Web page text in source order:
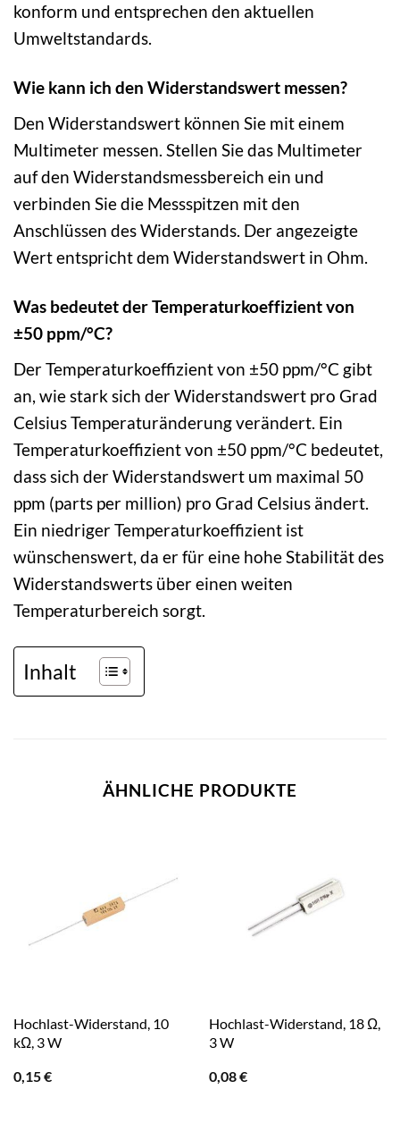
konform und entsprechen den aktuellen
Umweltstandards.
Wie kann ich den Widerstandswert messen?
Den Widerstandswert können Sie mit einem
Multimeter messen. Stellen Sie das Multimeter
auf den Widerstandsmessbereich ein und
verbinden Sie die Messspitzen mit den
Anschlüssen des Widerstands. Der angezeigte
Wert entspricht dem Widerstandswert in Ohm.
Was bedeutet der Temperaturkoeffizient von
±50 ppm/°C?
Der Temperaturkoeffizient von ±50 ppm/°C gibt
an, wie stark sich der Widerstandswert pro Grad
Celsius Temperaturänderung verändert. Ein
Temperaturkoeffizient von ±50 ppm/°C bedeutet,
dass sich der Widerstandswert um maximal 50
ppm (parts per million) pro Grad Celsius ändert.
Ein niedriger Temperaturkoeffizient ist
wünschenswert, da er für eine hohe Stabilität des
Widerstandswerts über einen weiten
Temperaturbereich sorgt.
Inhalt
ÄHNLICHE PRODUKTE
Hochlast-Widerstand, 10
kΩ, 3 W
0,15€
Hochlast-Widerstand, 18 Ω,
3 W
0,08€